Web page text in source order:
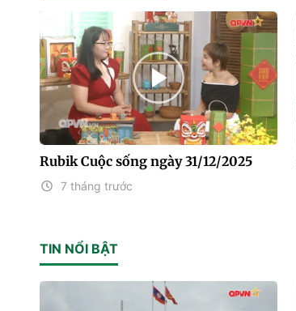
Rubik Cuộc sống ngày 31/12/2025
7 tháng trước
TIN NỔI BẬT